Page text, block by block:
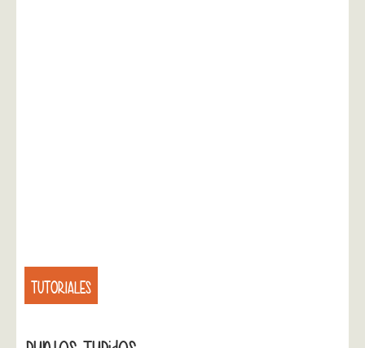
TUTORIALES